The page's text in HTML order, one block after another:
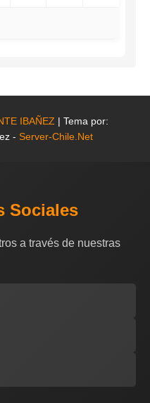
IBAÑEZ | Tema por:
- Server-Chile.Net
Sociales
a través de nuestras